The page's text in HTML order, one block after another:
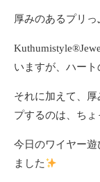
厚みのあるプリ
いますが、ハー
それに加えて、
プするのは、ち
今日のワイヤー
ました